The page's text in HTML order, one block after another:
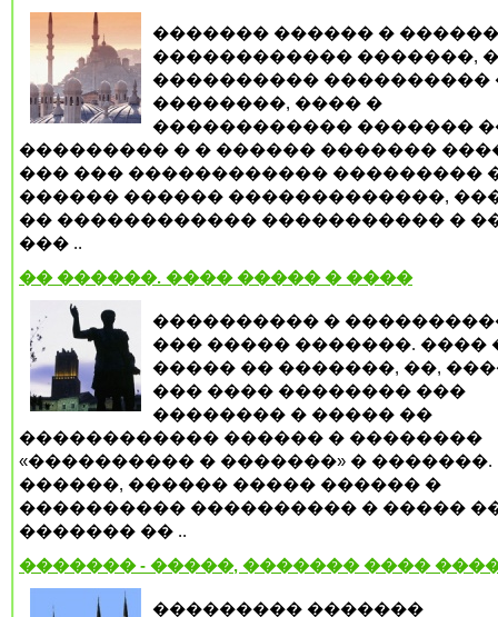
������� ������ �
������������ �������,
���������� ����������
��������, ���� �
������������ �������
��������� � � ������ �������
��� ��� ������������ ���������
������ ������ �������������,
�� ������������ ����������� �
��� ..
�� ������. ���� ����� � ����
���������� �
��� ����� �������. ����
����� �� �������, ��,
��� ���� �������� ���
�������� � ����� ��
������������ ������ � ��������
«���������� � �������» � �������.
������, ������ ����� ������ �
���������� ���������� � �����
������� �� ..
������� - �����, ������� ����
��������� �������